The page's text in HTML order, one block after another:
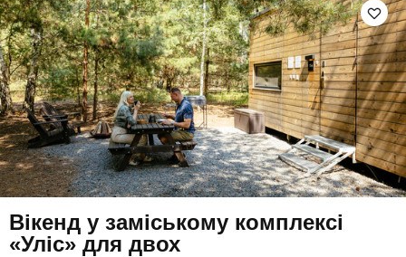
Вікенд у заміському комплексі
«Уліс» для двох